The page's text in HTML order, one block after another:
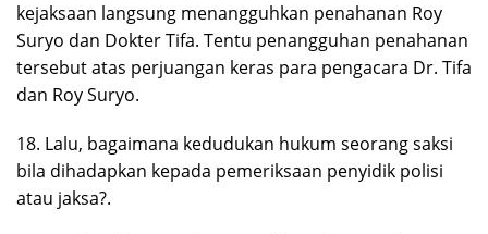
kejaksaan langsung menangguhkan penahanan Roy
Suryo dan Dokter Tifa. Tentu penangguhan penahanan
tersebut atas perjuangan keras para pengacara Dr. Tifa
dan Roy Suryo.
18. Lalu, bagaimana kedudukan hukum seorang saksi
bila dihadapkan kepada pemeriksaan penyidik polisi
atau jaksa?.